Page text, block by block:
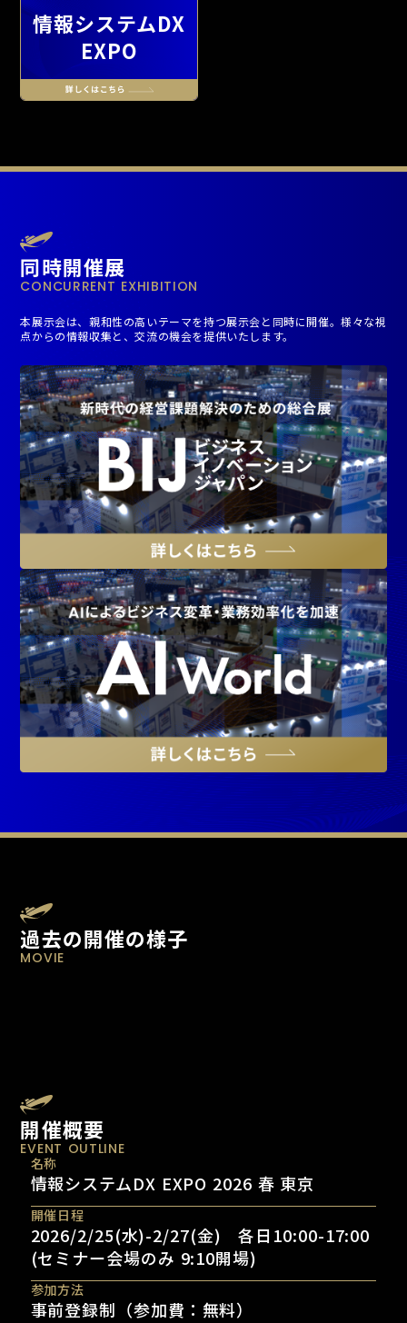
情報システムDX
EXPO
同時開催展
CONCURRENT EXHIBITION
本展示会は、親和性の高いテーマを持つ展示会と同時に開催。様々な視
点からの情報収集と、交流の機会を提供いたします。
過去の開催の様子
MOVIE
開催概要
EVENT OUTLINE
名称
情報システムDX EXPO 2026 春 東京
開催日程
2026/2/25(水)-2/27(金) 各日10:00-17:00
(セミナー会場のみ 9:10開場)
参加方法
事前登録制（参加費：無料）